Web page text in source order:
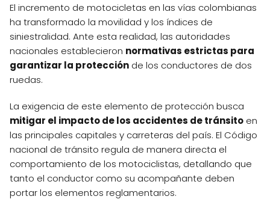
El incremento de motocicletas en las vías colombianas
ha transformado la movilidad y los índices de
siniestralidad. Ante esta realidad, las autoridades
nacionales establecieron normativas estrictas para
garantizar la protección de los conductores de dos
ruedas.
La exigencia de este elemento de protección busca
mitigar el impacto de los accidentes de tránsito en
las principales capitales y carreteras del país. El Código
nacional de tránsito regula de manera directa el
comportamiento de los motociclistas, detallando que
tanto el conductor como su acompañante deben
portar los elementos reglamentarios.